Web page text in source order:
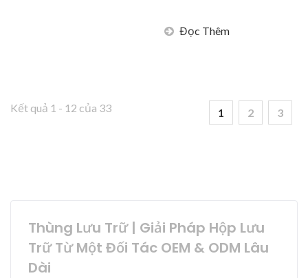
Đọc Thêm
Kết quả 1 - 12 của 33 1 2 3
Thùng Lưu Trữ | Giải Pháp Hộp Lưu
Trữ Từ Một Đối Tác OEM & ODM Lâu
Dài